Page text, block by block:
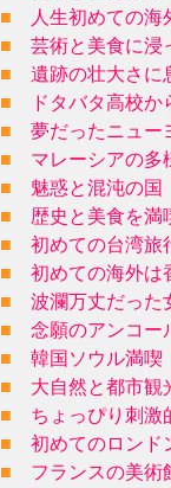
■
人生初めての海
■
芸術と美食に浸
■
遺跡の壮大さに
■
ドタバタ高校
■
夢だったニュー
■
マレーシアの多
■
魅惑と混沌の国
■
歴史と美食を満
■
初めての台湾旅
■
初めての海外は
■
波瀾万丈だった
■
念願のアンコー
■
韓国ソウル満喫
■
大自然と都市観
■
ちょっぴり刺激
■
初めてのロンド
■
フランスの美術